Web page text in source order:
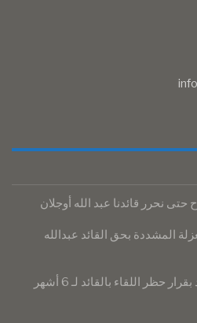
حتى نحرر قائدنا عبد الله أوجلان
المشددة بحق القائد عبدالله
مبادرة نون لحرية أوجلان تندد بقرار حظر اللقاء بالقائد لـ 6 أشهر